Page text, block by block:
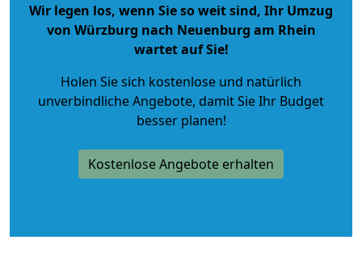
Wir legen los, wenn Sie so weit sind, Ihr Umzug
von Würzburg nach Neuenburg am Rhein
wartet auf Sie!
Holen Sie sich kostenlose und natürlich
unverbindliche Angebote, damit Sie Ihr Budget
besser planen!
Kostenlose Angebote erhalten